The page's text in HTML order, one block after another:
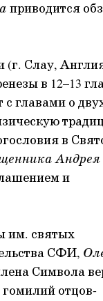
приводится
(г. Слау,
в 12–13
главами о
в
Андрея
и
им. святых
СФИ,
Символа
отцов-